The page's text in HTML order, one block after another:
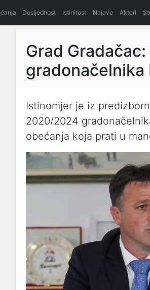
Dosljednost Istinitost Najave Akteri
Grad
gradonačelnika
Istinomjer je iz
2020/2024
obećanja koja prati u